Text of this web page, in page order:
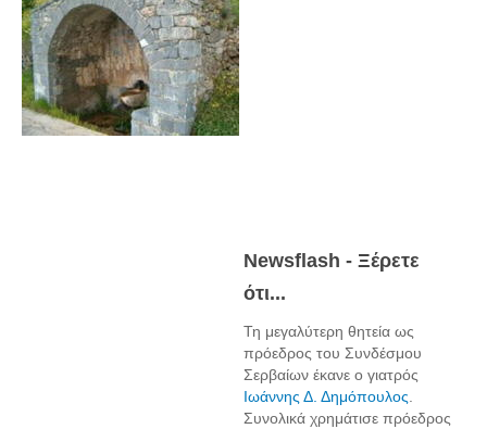
Newsflash - Ξέρετε
ότι...
Τη μεγαλύτερη θητεία ως
πρόεδρος του Συνδέσμου
Σερβαίων έκανε ο γιατρός
Ιωάννης Δ. Δημόπουλος.
Συνολικά χρημάτισε πρόεδρος